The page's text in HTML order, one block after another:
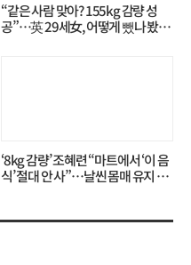
“같은 사람 맞아? 155kg 감량 성
공”…英 29세女, 어떻게 뺐나 봤더
‘8kg 감량’ 조혜련 “마트에서 ‘이 음
식’ 절대 안 사”…날씬 몸매 유지 비